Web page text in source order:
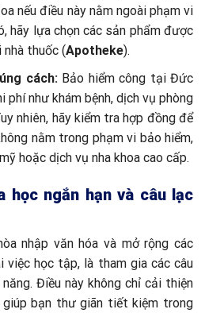
nếu điều này nằm ngoài phạm vi
hãy lựa chọn các sản phẩm được
thuốc (Apotheke).
cách:Bảo hiểm công tại Đức
phí như khám bệnh, dịch vụ phòng
nhiên, hãy kiểm tra hợp đồng để
nằm trong phạm vi bảo hiểm,
hoặc dịch vụ nha khoa cao cấp.
học ngắn hạn và câu lạc
nhập văn hóa và mở rộng các
việc học tập, là tham gia các câu
Điều này không chỉ cải thiện
giúp bạn thư giãn tiết kiệm trong